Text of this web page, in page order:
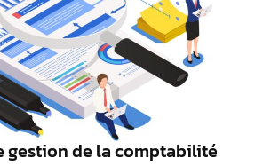
gestion de la comptabilité